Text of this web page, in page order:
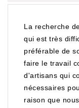
La recherche
qui est très
préférable de
faire le travail
d'artisans qui
nécessaires
raison que